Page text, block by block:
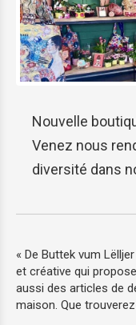
Nouvelle
Venez nous
diversité dans
« De Buttek vum
et créative qui
aussi des articles de
maison. Que